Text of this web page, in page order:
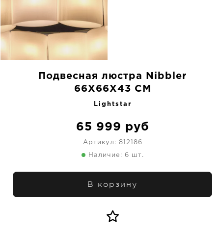
Подвесная люстра Nibbler
66X66X43 CM
Lightstar
65 999 руб
Артикул: 812186
Наличие: 6 шт.
В корзину